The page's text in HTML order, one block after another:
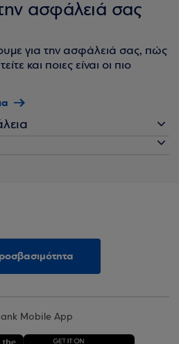
ασφάλειά σας
για την ασφάλειά σας, πώς
και ποιες είναι οι πιο
Mobile App